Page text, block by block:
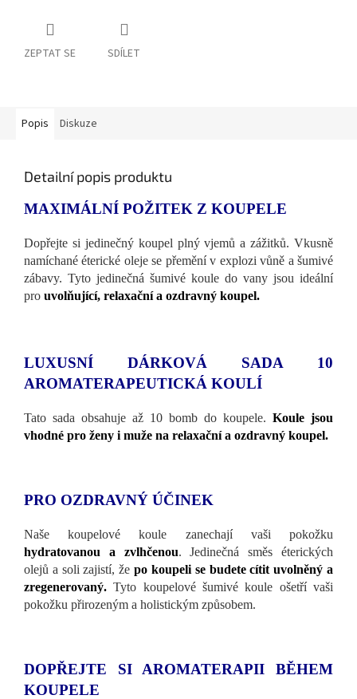
ZEPTAT SE SDÍLET
Popis Diskuze
Detailní popis produktu
MAXIMÁLNÍ POŽITEK Z KOUPELE
Dopřejte si jedinečný koupel plný vjemů a zážitků. Vkusně
namíchané éterické oleje se přemění v explozi vůně a šumivé
zábavy. Tyto jedinečná šumivé koule do vany jsou ideální
pro uvolňující, relaxační a ozdravný koupel.
LUXUSNÍ DÁRKOVÁ SADA 10
AROMATERAPEUTICKÁ KOULÍ
Tato sada obsahuje až 10 bomb do koupele. Koule jsou
vhodné pro ženy i muže na relaxační a ozdravný koupel.
PRO OZDRAVNÝ ÚČINEK
Naše koupelové koule zanechají vaši pokožku
hydratovanou a zvlhčenou. Jedinečná směs éterických
olejů a soli zajistí, žepo koupeli se budete cítit uvolněný a
zregenerovaný. Tyto koupelové šumivé koule ošetří vaši
pokožku přirozeným a holistickým způsobem.
DOPŘEJTE SI AROMATERAPII BĚHEM
KOUPELE